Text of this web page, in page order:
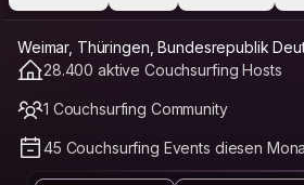
Weimar, Thüringen, Bundesrepublik
28.400 aktive Couchsurfing Hosts
1 Couchsurfing Community
45 Couchsurfing Events diesen